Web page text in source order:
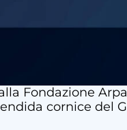
Fondazione
cornice del